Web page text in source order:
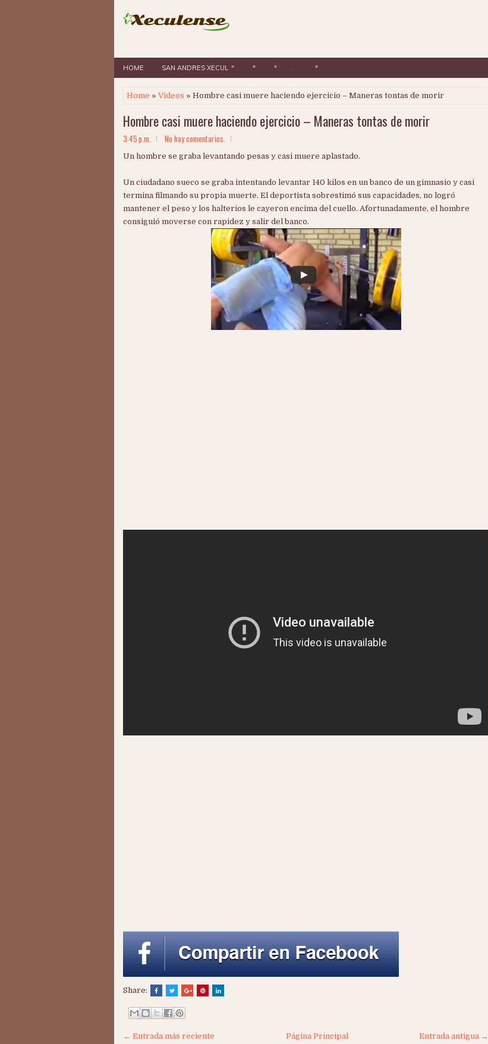
HOME SAN ANDRES XECUL » » » . »
Home » Videos » Hombre casi muere haciendo ejercicio – Maneras tontas de morir
Hombre casi muere haciendo ejercicio – Maneras tontas de morir
3:45 p.m. No hay comentarios.
Un hombre se graba levantando pesas y casi muere aplastado.
Un ciudadano sueco se graba intentando levantar 140 kilos en un banco de un gimnasio y casi
termina filmando su propia muerte. El deportista sobrestimó sus capacidades, no logró
mantener el peso y los halterios le cayeron encima del cuello. Afortunadamente, el hombre
consiguió moverse con rapidez y salir del banco.
Share:
← Entrada más reciente Entrada antigua →
Página Principal